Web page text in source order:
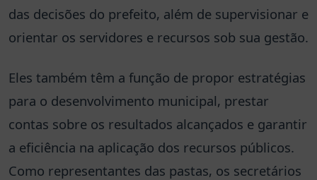
das decisões do prefeito, além de supervisionar e
orientar os servidores e recursos sob sua gestão.
Eles também têm a função de propor estratégias
para o desenvolvimento municipal, prestar
contas sobre os resultados alcançados e garantir
a eficiência na aplicação dos recursos públicos.
Como representantes das pastas, os secretários